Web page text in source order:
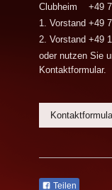
Clubheim +49
1. Vorstand +49
2. Vorstand +49
oder nutzen Sie
Kontaktformular.
Teilen